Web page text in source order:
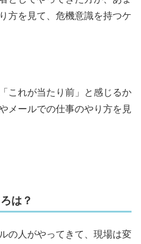
方を見て、危機意識を持つケ
これが当たり前」と感じるか
メールでの仕事のやり方を見
は？
の人がやってきて、現場は変